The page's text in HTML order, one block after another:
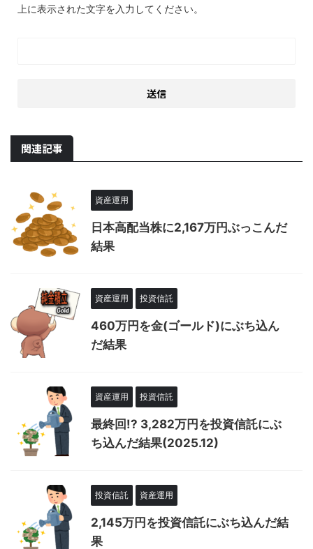
上に表示された文字を入力してください。
関連記事
資産運用
日本高配当株に2,167万円ぶっこんだ
結果
資産運用 投資信託
460万円を金(ゴールド)にぶち込ん
だ結果
資産運用 投資信託
最終回!? 3,282万円を投資信託にぶ
ち込んだ結果(2025.12)
投資信託 資産運用
2,145万円を投資信託にぶち込んだ結
果